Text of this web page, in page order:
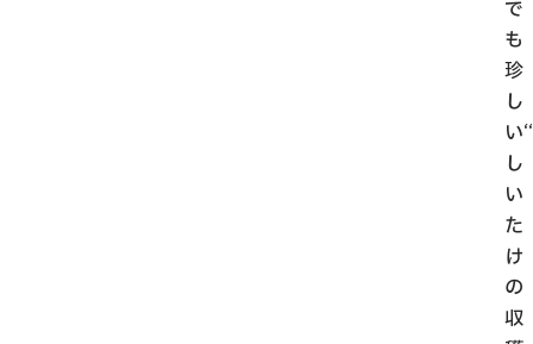
で
も
珍
し
い“
し
い
た
け
の
収